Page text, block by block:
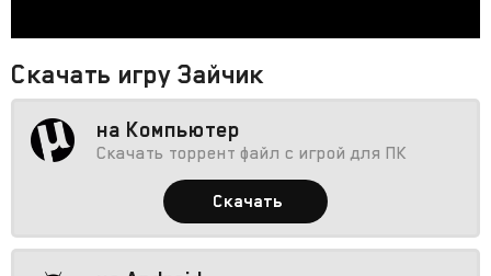
Скачать игру Зайчик
на Компьютер
Скачать торрент файл с игрой для ПК
Скачать